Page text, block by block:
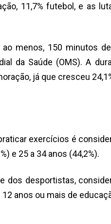
11,7% futebol, e as
menos, 150 minutos
da Saúde (OMS). A
já que cresceu
exercícios é
e 25 a 34 anos (44,2%).
dos desportistas,
anos ou mais de